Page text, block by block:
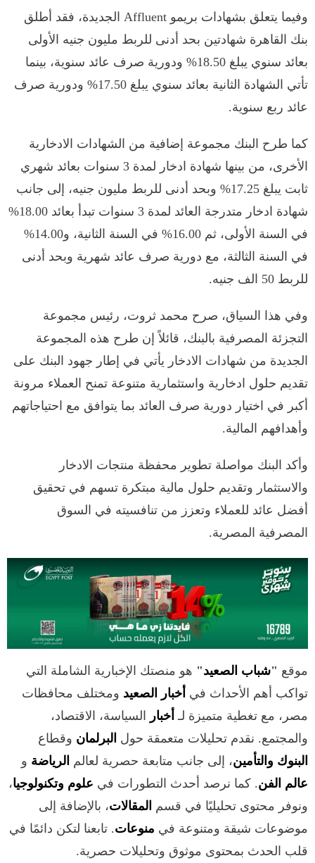
وفيما يتعلق بشهادات بريمو Affluent الجديدة، فقد أطلق
بنك القاهرة شهادتين بحد أدنى للربط مليون جنيه الأولى
بعائد سنوي يبلغ 18.50% ودورية صرف عائد سنوية، بينما
تأتي الشهادة الثانية بعائد سنوي يبلغ 17.50% ودورية صرف
عائد ربع سنوية.
كما طرح البنك مجموعة إضافية من الشهادات الادخارية
الأخرى، من بينها شهادة ادخار لمدة 3 سنوات بعائد شهري
ثابت يبلغ 17.25% وبحد أدنى للربط مليون جنيه، إلى جانب
شهادة ادخار متدرجة العائد لمدة 3 سنوات تبدأ بعائد 18.00%
في السنة الأولى، ثم 16.00% في السنة الثانية، و14.00%
في السنة الثالثة، مع دورية صرف عائد شهرية وبحد أدنى
للربط 50 الف جنيه.
وفي هذا السياق، صرح محمد ثروت، رئيس مجموعة
التجزئة المصرفية بالبنك، قائلاً إن طرح هذه المجموعة
الجديدة من شهادات الادخار يأتي في إطار جهود البنك على
تقديم حلول ادخارية واستثمارية متنوعة تمنح العملاء مرونة
أكبر في اختيار دورية صرف العائد بما يتوافق مع احتياجاتهم
وأهدافهم المالية.
وأكد البنك مواصلة تطوير محفظة منتجات الادخار
والاستثمار وتقديم حلول مالية مبتكرة تسهم في تحقيق
أفضل عائد للعملاء وتعزز من تنافسيته في السوق
المصرفية المصرية.
موقع "شباب الصعيد" هو منصتك الإخبارية الشاملة التي
تواكب أهم الأحداث في أخبار الصعيد ومختلف محافظات
مصر، مع تغطية متميزة لـ أخبار السياسة، الاقتصاد،
والمجتمع. نقدم تحليلات متعمقة حول البرلمان وقطاع
البنوك والتأمين، إلى جانب متابعة حصرية لعالم الرياضة و
عالم الفن. كما نرصد أحدث التطورات في علوم وتكنولوجيا،
ونوفر محتوى تحليليًا في قسم المقالات، بالإضافة إلى
موضوعات شيقة ومتنوعة في منوعات. تابعنا لتكن دائمًا في
قلب الحدث بمحتوى موثوق وتحليلات حصرية.